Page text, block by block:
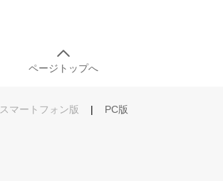
ページトップへ
スマートフォン版 | PC版